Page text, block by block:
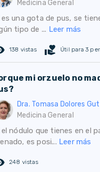
Medicina General
es una gota de pus, se
tipo de ... Leer más
138 vistas volunteer_activism Útil para 3
mi orzuelo no
Dra. Tomasa Dolores
Medicina General
el nódulo que tienes en el
es posi... Leer más
248 vistas